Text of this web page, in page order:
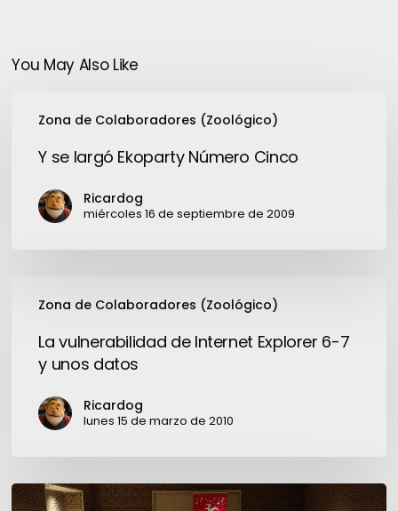
You May Also Like
Zona de Colaboradores (Zoológico)
Ekoparty
Número
Cinco
Y se largó Ekoparty Número Cinco
Ricardog
miércoles 16 de septiembre de 2009
Zona de Colaboradores (Zoológico)
vulnerabilidad
Internet
Explorer
datos
La vulnerabilidad de Internet Explorer 6-7
y unos datos
Ricardog
lunes 15 de marzo de 2010
Logicalis: